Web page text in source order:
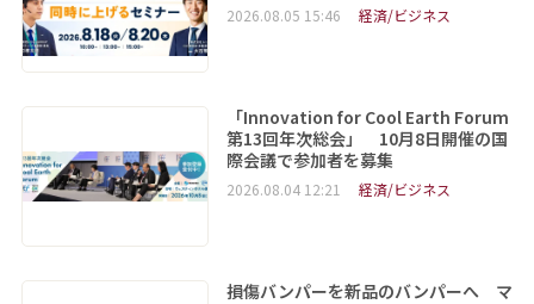
2026.08.05 15:46 経済/ビジネス
「Innovation for Cool Earth Forum
第13回年次総会」 10月8日開催の国
際会議で参加者を募集
2026.08.04 12:21 経済/ビジネス
損傷バンパーを新品のバンパーへ マ